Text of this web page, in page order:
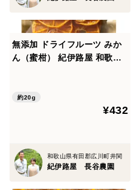
無添加 ドライフルーツ みか
ん（蜜柑） 紀伊路屋 和歌山
約20g
¥432
和歌山県有田郡広川町井関
紀伊路屋 長谷農園